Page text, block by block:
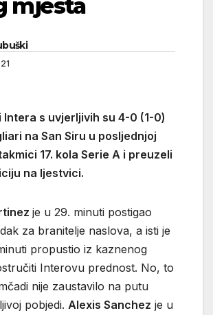
mjesta
Intera s uvjerljivih su 4-0 (1-0)
na San Siru u posljednjoj
17. kola Serie A i preuzeli
na ljestvici.
je u 29. minuti postigao
za branitelje naslova, a isti je
propustio iz kaznenog
Interovu prednost. No, to
nije zaustavilo na putu
pobjedi. Alexis Sanchez je u